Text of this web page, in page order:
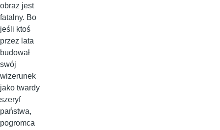
obraz jest
fatalny. Bo
jeśli ktoś
przez lata
budował
swój
wizerunek
jako twardy
szeryf
państwa,
pogromca